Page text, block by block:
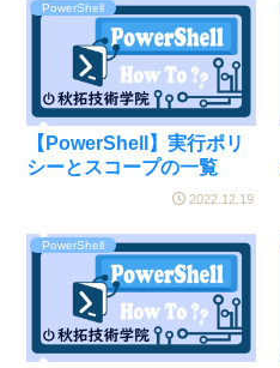
PowerShell
【PowerShell】実行ポリ
シーとスコープの一覧
2022.12.19
PowerShell